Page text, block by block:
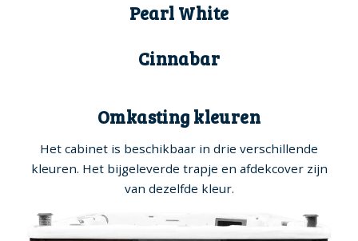
Pearl White
Cinnabar
Omkasting kleuren
Het cabinet is beschikbaar in drie verschillende
kleuren. Het bijgeleverde trapje en afdekcover zijn
van dezelfde kleur.